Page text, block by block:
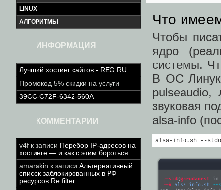
LINUX
АЛГОРИТМЫ
ИНФОРМАЦИЯ
Лучший хостинг сайтов - REG.RU
Промокод 5% скидки на услуги
39CC-C72F-6342-560A
КОММЕНТАРИИ
v4f к записи Перебор IP-адресов на
хостинге — и как с этим бороться
amarakin к записи Альтернативный
список заблокированных в РФ
ресурсов Re:filter
Что
Чтобы
ядро
системы.
В ОС
pulseaudio,
звуковая
alsa-info
alsa-info.sh --